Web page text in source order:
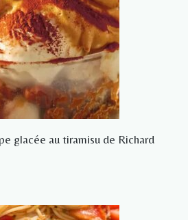
glacée au tiramisu de Richard